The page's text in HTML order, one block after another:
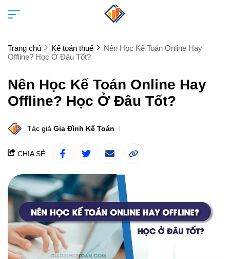
Trang chủ Kế toán thuế
Nên Học Kế Toán Online Hay
Offline? Học Ở Đâu Tốt?
Nên Học Kế Toán Online Hay
Offline? Học Ở Đâu Tốt?
Tác giả Gia Đình Kế Toán
CHIA SẺ: